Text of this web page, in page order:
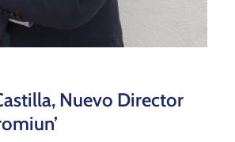
Nuevo Director